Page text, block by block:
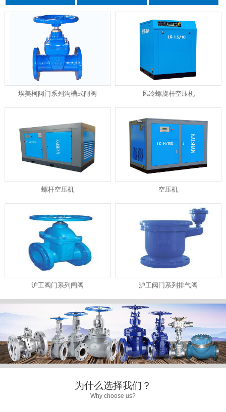
埃美柯阀门系列沟槽式闸阀 风冷螺旋杆空压机
螺杆空压机 空压机
沪工阀门系列闸阀 沪工阀门系列排气阀
为什么选择我们？
Why choose us?